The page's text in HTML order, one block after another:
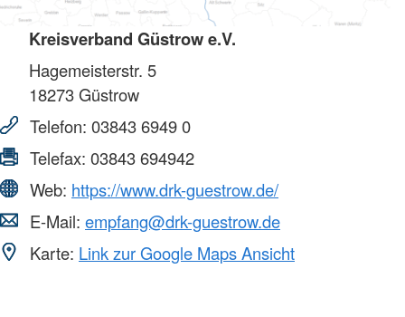
Kreisverband Güstrow e.V.
Hagemeisterstr. 5
18273Güstrow
Telefon: 03843 6949 0
Telefax: 03843 694942
Web: https://www.drk-guestrow.de/
E-Mail: empfang@drk-guestrow.de
Karte: Link zur Google Maps Ansicht